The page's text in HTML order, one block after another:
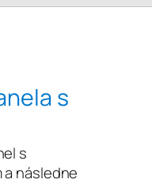
s
s
a následne